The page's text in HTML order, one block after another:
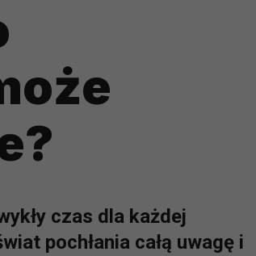
czas dla każdej
pochłania całą uwagę i